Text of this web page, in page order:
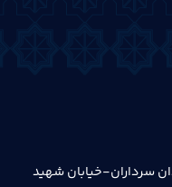
سرداران-خیابان شهید